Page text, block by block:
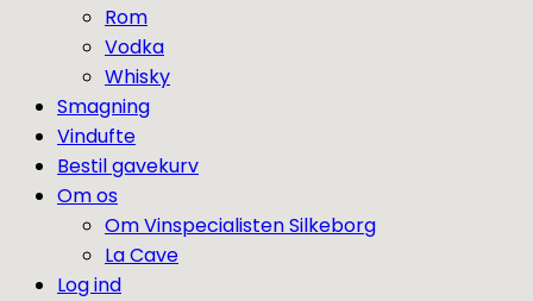
Rom
Vodka
Whisky
Smagning
Vindufte
Bestil gavekurv
Om os
Om Vinspecialisten Silkeborg
La Cave
Log ind